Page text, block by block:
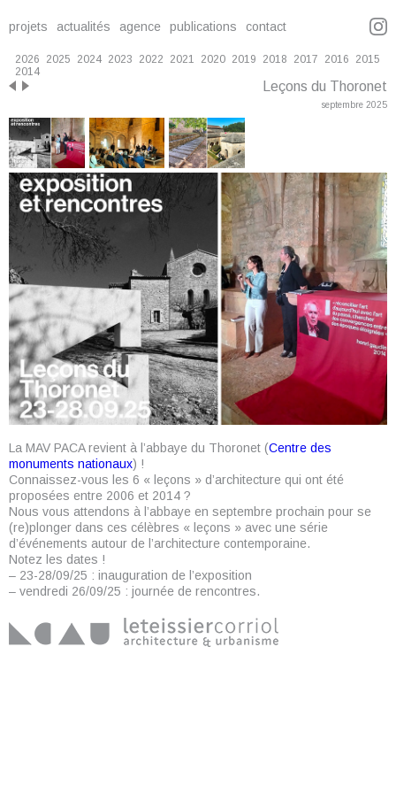
projets actualités agence publications contact
2026 2025 2024 2023 2022 2021 2020 2019 2018 2017 2016
2015
2014
Leçons du Thoronet
septembre 2025
La MAV PACA revient à l’abbaye du Thoronet (Centre des
monuments nationaux) !
Connaissez-vous les 6 « leçons » d’architecture qui ont été
proposées entre 2006 et 2014 ?
Nous vous attendons à l’abbaye en septembre prochain pour se
(re)plonger dans ces célèbres « leçons » avec une série
d’événements autour de l’architecture contemporaine.
Notez les dates !
– 23-28/09/25 : inauguration de l’exposition
– vendredi 26/09/25 : journée de rencontres.